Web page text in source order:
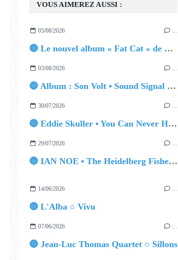
VOUS AIMEREZ AUSSI :
05/08/2026 …
🔵 Le nouvel album « Fat Cat » de Delilah Holliday (sortie le 30 Octobre 2026)
03/08/2026 …
🔵 Album : Son Volt • Sound Signal Serenades
30/07/2026 …
🔵 Eddie Skuller • You Can Never Hold Back Spring
29/07/2026 …
🔵 IAN NOE • The Heidelberg Fisherman’s Ball
14/06/2026 …
🔵 L'Alba ○ Vivu
07/06/2026 …
🔵 Jean-Luc Thomas Quartet ○ Sillons